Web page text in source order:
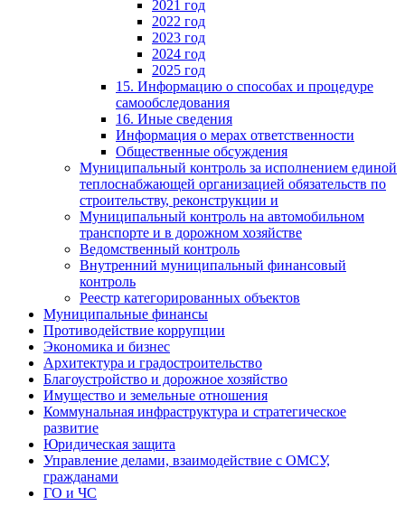
2021 год
2022 год
2023 год
2024 год
2025 год
15. Информацию о способах и процедуре
самообследования
16. Иные сведения
Информация о мерах ответственности
Общественные обсуждения
Муниципальный контроль за исполнением единой
теплоснабжающей организацией обязательств по
строительству, реконструкции и
Муниципальный контроль на автомобильном
транспорте и в дорожном хозяйстве
Ведомственный контроль
Внутренний муниципальный финансовый
контроль
Реестр категорированных объектов
Муниципальные финансы
Противодействие коррупции
Экономика и бизнес
Архитектура и градостроительство
Благоустройство и дорожное хозяйство
Имущество и земельные отношения
Коммунальная инфраструктура и стратегическое
развитие
Юридическая защита
Управление делами, взаимодействие с ОМСУ,
гражданами
ГО и ЧС